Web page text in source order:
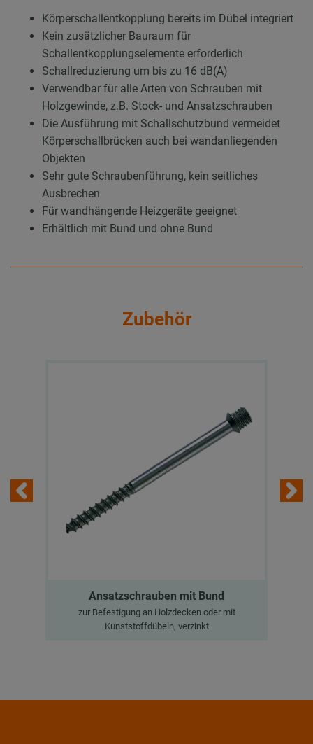
Körperschallentkopplung bereits im Dübel integriert
Kein zusätzlicher Bauraum für
Schallentkopplungselemente erforderlich
Schallreduzierung um bis zu 16 dB(A)
Verwendbar für alle Arten von Schrauben mit
Holzgewinde, z.B. Stock- und Ansatzschrauben
Die Ausführung mit Schallschutzbund vermeidet
Körperschallbrücken auch bei wandanliegenden
Objekten
Sehr gute Schraubenführung, kein seitliches
Ausbrechen
Für wandhängende Heizgeräte geeignet
Erhältlich mit Bund und ohne Bund
Zubehör
Ansatzschrauben mit Bund
zur Befestigung an Holzdecken oder mit
Kunststoffdübeln, verzinkt